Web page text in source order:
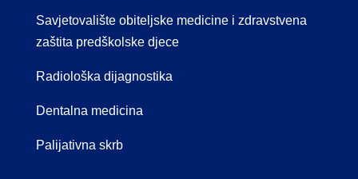
Savjetovalište obiteljske medicine i zdravstvena
zaštita predškolske djece
Radiološka dijagnostika
Dentalna medicina
Palijativna skrb